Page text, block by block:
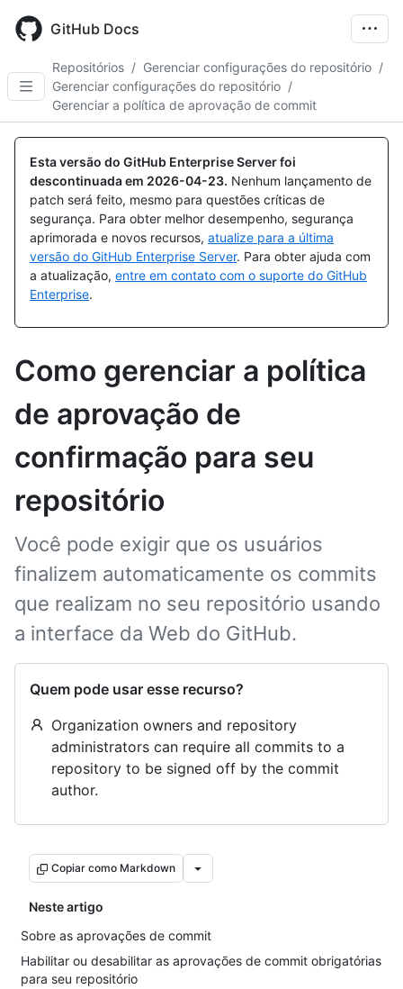
main
GitHub Docs
Repositórios / Gerenciar configurações do repositório /
Gerenciar configurações do repositório /
Gerenciar a política de aprovação de commit
Esta versão do GitHub Enterprise Server foi
descontinuada em 2026-04-23. Nenhum lançamento de
patch será feito, mesmo para questões críticas de
segurança. Para obter melhor desempenho, segurança
aprimorada e novos recursos, atualize para a última
versão do GitHub Enterprise Server. Para obter ajuda com
a atualização, entre em contato com o suporte do GitHub
Enterprise.
Como gerenciar a política
de aprovação de
confirmação para seu
repositório
Você pode exigir que os usuários
finalizem automaticamente os commits
que realizam no seu repositório usando
a interface da Web do GitHub.
Quem pode usar esse recurso?
Organization owners and repository
administrators can require all commits to a
repository to be signed off by the commit
author.
Copiar como Markdown
Neste artigo
Sobre as aprovações de commit
Habilitar ou desabilitar as aprovações de commit obrigatórias
para seu repositório